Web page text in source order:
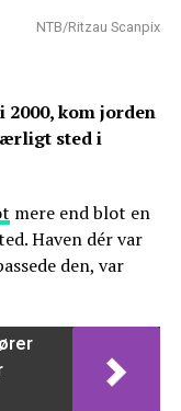
NTB/Ritzau Scanpix
kom jorden
sted i
mere end blot en
Haven dér var
den, var